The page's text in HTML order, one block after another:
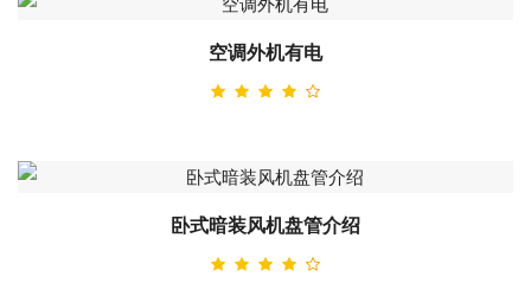
空调外机有电
卧式暗装风机盘管介绍